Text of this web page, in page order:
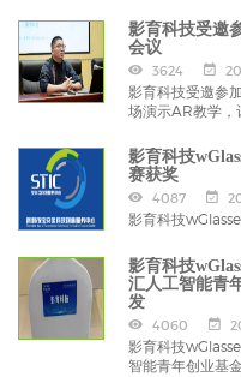
影育科技受邀
会议
3624
影育科技受邀参
场演示AR教学，
影育科技
赛获奖
4087
影育科技
影育科技
汇人工智能青
发
4060
影育科技
智能青年创业基